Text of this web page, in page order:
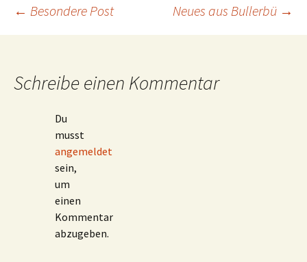
Beitrags-
← Besondere Post Neues aus Bullerbü →
Schreibe einen Kommentar
Du
musst
angemeldet
sein,
um
einen
Kommentar
abzugeben.